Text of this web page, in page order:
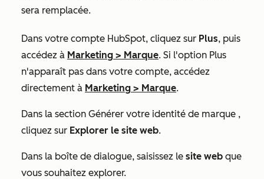
sera remplacée.
Dans votre compte HubSpot, cliquez sur Plus, puis
accédez à Marketing > Marque. Si l'option Plus
n'apparaît pas dans votre compte, accédez
directement à Marketing > Marque.
Dans la section Générer votre identité de marque ,
cliquez sur Explorer le site web.
Dans la boîte de dialogue, saisissez le site web que
vous souhaitez explorer.